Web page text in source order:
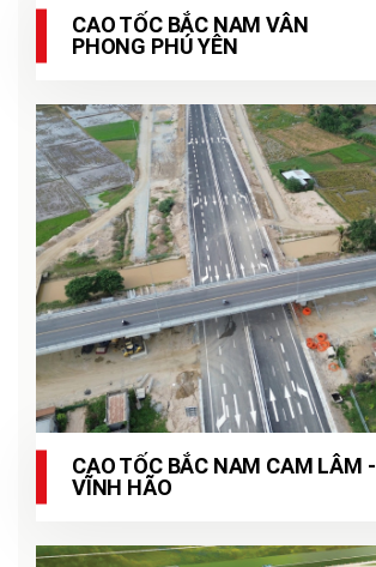
CAO TỐC BẮC NAM VÂN
PHONG PHÚ YÊN
CAO TỐC BẮC NAM CAM LÂM -
VĨNH HÃO